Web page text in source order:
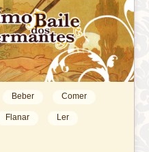
Beber Comer
Flanar Ler